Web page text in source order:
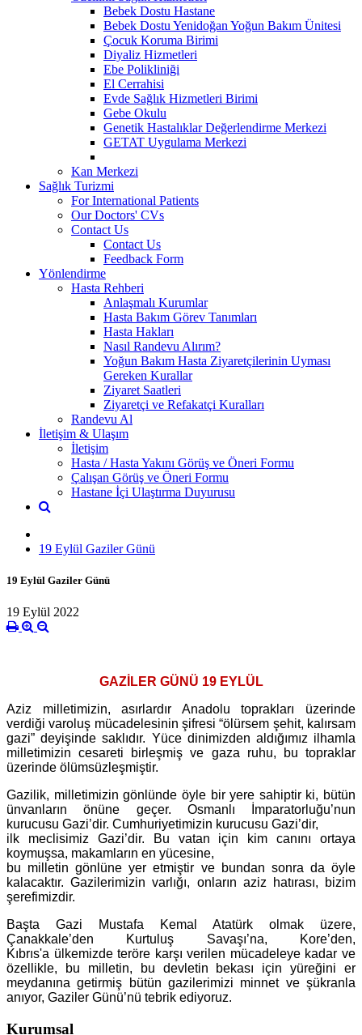
Bebek Dostu Hastane
Bebek Dostu Yenidoğan Yoğun Bakım Ünitesi
Çocuk Koruma Birimi
Diyaliz Hizmetleri
Ebe Polikliniği
El Cerrahisi
Evde Sağlık Hizmetleri Birimi
Gebe Okulu
Genetik Hastalıklar Değerlendirme Merkezi
GETAT Uygulama Merkezi
Kan Merkezi
Sağlık Turizmi
For International Patients
Our Doctors' CVs
Contact Us
Contact Us
Feedback Form
Yönlendirme
Hasta Rehberi
Anlaşmalı Kurumlar
Hasta Bakım Görev Tanımları
Hasta Hakları
Nasıl Randevu Alırım?
Yoğun Bakım Hasta Ziyaretçilerinin Uyması
Gereken Kurallar
Ziyaret Saatleri
Ziyaretçi ve Refakatçi Kuralları
Randevu Al
İletişim & Ulaşım
İletişim
Hasta / Hasta Yakını Görüş ve Öneri Formu
Çalışan Görüş ve Öneri Formu
Hastane İçi Ulaştırma Duyurusu
19 Eylül Gaziler Günü
19 Eylül Gaziler Günü
19 Eylül 2022
GAZİLER GÜNÜ 19 EYLÜL
Aziz milletimizin, asırlardır Anadolu toprakları üzerinde
verdiği varoluş mücadelesinin şifresi “ölürsem şehit, kalırsam
gazi” deyişinde saklıdır. Yüce dinimizden aldığımız ilhamla
milletimizin cesareti birleşmiş ve gaza ruhu, bu topraklar
üzerinde ölümsüzleşmiştir.
Gazilik, milletimizin gönlünde öyle bir yere sahiptir ki, bütün
ünvanların önüne geçer. Osmanlı İmparatorluğu’nun
kurucusu Gazi’dir. Cumhuriyetimizin kurucusu Gazi’dir,
ilk meclisimiz Gazi’dir. Bu vatan için kim canını ortaya
koymuşsa, makamların en yücesine,
bu milletin gönlüne yer etmiştir ve bundan sonra da öyle
kalacaktır. Gazilerimizin varlığı, onların aziz hatırası, bizim
şerefimizdir.
Başta Gazi Mustafa Kemal Atatürk olmak üzere,
Çanakkale’den Kurtuluş Savaşı’na, Kore’den,
Kıbrıs'a ülkemizde teröre karşı verilen mücadeleye kadar ve
özellikle, bu milletin, bu devletin bekası için yüreğini er
meydanına getirmiş bütün gazilerimizi minnet ve şükranla
anıyor, Gaziler Günü’nü tebrik ediyoruz.
Kurumsal